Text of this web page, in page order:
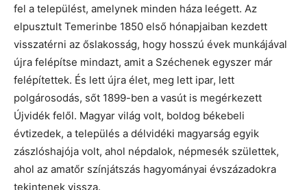
fel a települést, amelynek minden háza leégett. Az
elpusztult Temerinbe 1850 első hónapjaiban kezdett
visszatérni az őslakosság, hogy hosszú évek munkájával
újra felépítse mindazt, amit a Széchenek egyszer már
felépítettek. És lett újra élet, meg lett ipar, lett
polgárosodás, sőt 1899-ben a vasút is megérkezett
Újvidék felől. Magyar világ volt, boldog békebeli
évtizedek, a település a délvidéki magyarság egyik
zászlóshajója volt, ahol népdalok, népmesék születtek,
ahol az amatőr színjátszás hagyományai évszázadokra
tekintenek vissza.